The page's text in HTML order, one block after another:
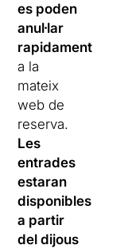
es poden
anul·lar
rapidament
a la
mateix
web de
reserva.
Les
entrades
estaran
disponibles
a partir
del dijous